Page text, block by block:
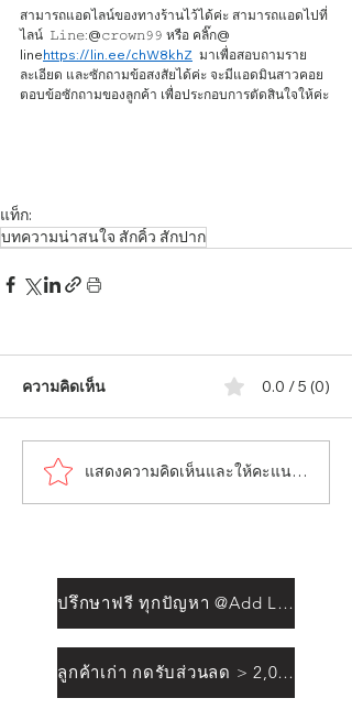
สามารถแอดไลน์ของทางร้านไว้ได้ค่ะ สามารถแอดไปที่
ไลน์  𝙻𝚒𝚗𝚎:@𝚌𝚛𝚘𝚠𝚗𝟿𝟿 หรือ คลิ๊ก@
linehttps://lin.ee/chW8khZ
  มาเพื่อสอบถามราย
ละเอียด และซักถามข้อสงสัยได้ค่ะ จะมีแอดมินสาวคอย
ตอบข้อซักถามของลูกค้า เพื่อประกอบการตัดสินใจให้ค่ะ
แท็ก:
บทความน่าสนใจ สักคิ้ว สักปาก
ความคิดเห็น 0.0 / 5 (0)
แสดงความคิดเห็นและให้คะแนน...
ปรึกษาฟรี ทุกปัญหา @Add Line
ลูกค้าเก่า กดรับส่วนลด > 2,000฿